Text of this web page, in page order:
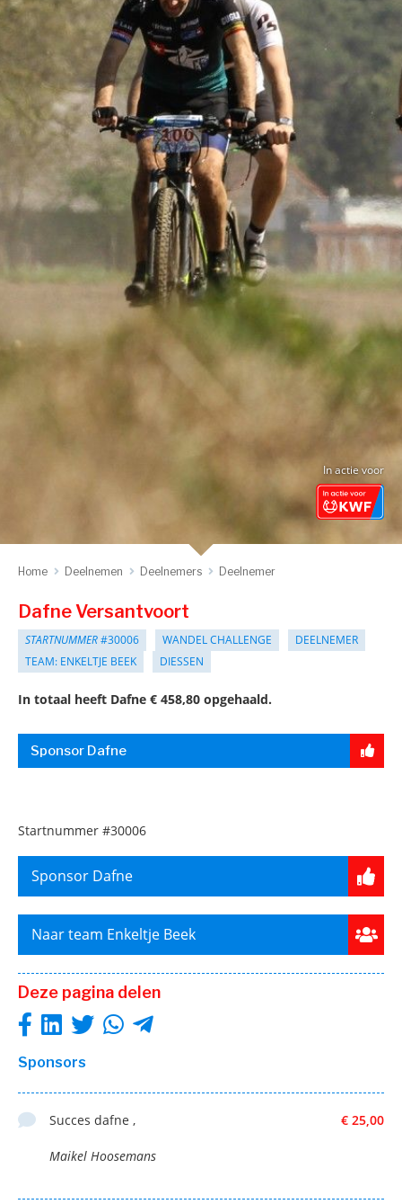
In actie voor
Home Deelnemen Deelnemers Deelnemer
Dafne Versantvoort
STARTNUMMER#30006 WANDEL CHALLENGE
DEELNEMER
TEAM: ENKELTJE BEEK
DIESSEN
In totaal heeft Dafne € 458,80 opgehaald.
Sponsor Dafne
Startnummer #30006
Sponsor Dafne
Naar team Enkeltje Beek
Deze pagina delen
Sponsors
€ 25,00
Succes dafne ,
Maikel Hoosemans